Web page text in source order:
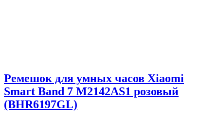
Ремешок для умных часов Xiaomi
Smart Band 7 M2142AS1 розовый
(BHR6197GL)